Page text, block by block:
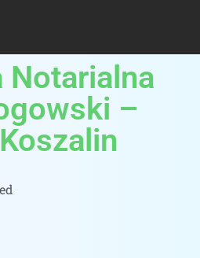
Notarialna
–